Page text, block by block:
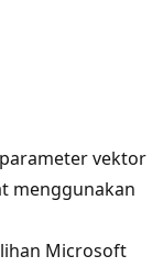
vektor
menggunakan
Microsoft